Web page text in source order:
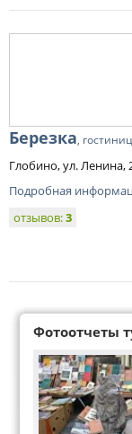
Березка,
Глобино, ул. Ленина,
Подробная
отзывов:3
Фотоотчеты